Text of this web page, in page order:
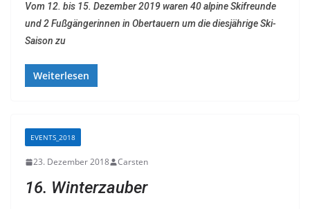
Vom 12. bis 15. Dezember 2019 waren 40 alpine Skifreunde
und 2 Fußgängerinnen in Obertauern um die diesjährige Ski-
Saison zu
Weiterlesen
EVENTS_2018
23. Dezember 2018 Carsten
16. Winterzauber